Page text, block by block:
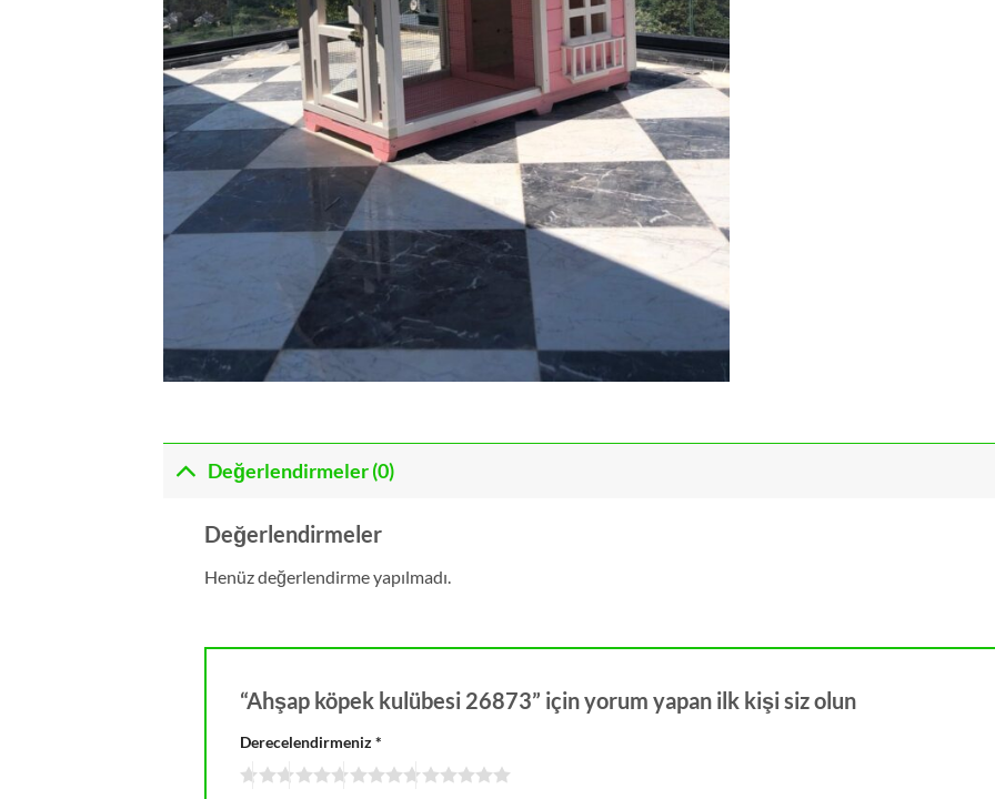
Değerlendirmeler (0)
Değerlendirmeler
Henüz değerlendirme yapılmadı.
“Ahşap köpek kulübesi 26873” için yorum yapan ilk kişi siz olun
Derecelendirmeniz*